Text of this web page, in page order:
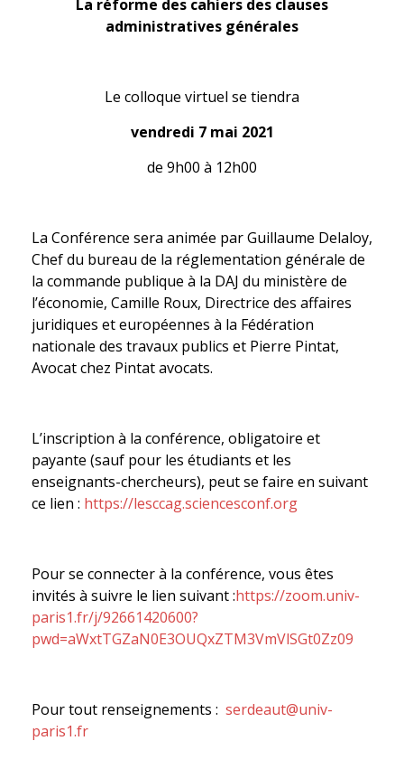
La réforme des cahiers des clauses
administratives générales
Le colloque virtuel se tiendra
vendredi 7 mai 2021
de 9h00 à 12h00
La Conférence sera animée par Guillaume Delaloy,
Chef du bureau de la réglementation générale de
la commande publique à la DAJ du ministère de
l’économie, Camille Roux, Directrice des affaires
juridiques et européennes à la Fédération
nationale des travaux publics et Pierre Pintat,
Avocat chez Pintat avocats.
L’inscription à la conférence, obligatoire et
payante (sauf pour les étudiants et les
enseignants-chercheurs), peut se faire en suivant
ce lien : https://lesccag.sciencesconf.org
Pour se connecter à la conférence, vous êtes
invités à suivre le lien suivant :https://zoom.univ-
paris1.fr/j/92661420600?
pwd=aWxtTGZaN0E3OUQxZTM3VmVlSGt0Zz09
Pour tout renseignements : serdeaut@univ-
paris1.fr